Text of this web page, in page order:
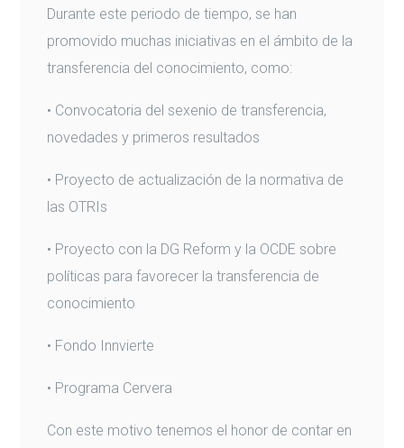
Durante este periodo de tiempo, se han
promovido muchas iniciativas en el ámbito de la
transferencia del conocimiento, como:
• Convocatoria del sexenio de transferencia,
novedades y primeros resultados
• Proyecto de actualización de la normativa de
las OTRIs
• Proyecto con la DG Reform y la OCDE sobre
políticas para favorecer la transferencia de
conocimiento
• Fondo Innvierte
• Programa Cervera
Con este motivo tenemos el honor de contar en